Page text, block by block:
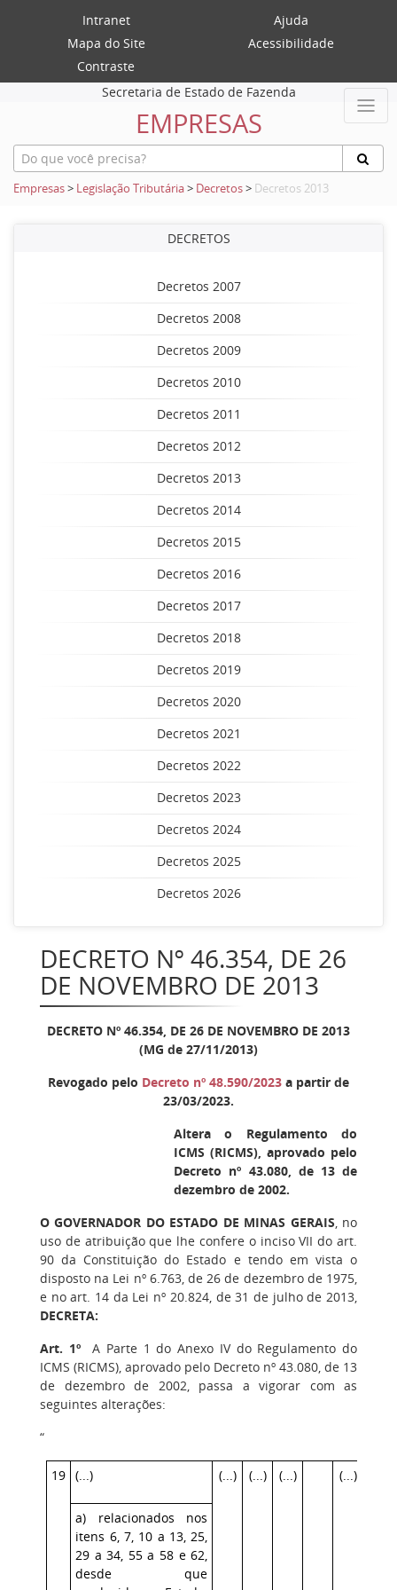
Intranet
Ajuda
Mapa do Site
Acessibilidade
Contraste
Secretaria de Estado de Fazenda
EMPRESAS
Empresas> Legislação Tributária> Decretos> Decretos 2013
DECRETOS
Decretos 2007
Decretos 2008
Decretos 2009
Decretos 2010
Decretos 2011
Decretos 2012
Decretos 2013
Decretos 2014
Decretos 2015
Decretos 2016
Decretos 2017
Decretos 2018
Decretos 2019
Decretos 2020
Decretos 2021
Decretos 2022
Decretos 2023
Decretos 2024
Decretos 2025
Decretos 2026
DECRETO Nº 46.354, DE 26
DE NOVEMBRO DE 2013
DECRETO Nº 46.354, DE 26 DE NOVEMBRO DE 2013
(MG de 27/11/2013)
Revogado pelo Decreto nº 48.590/2023 a partir de
23/03/2023.
Altera o Regulamento do
ICMS (RICMS), aprovado pelo
Decreto nº 43.080, de 13 de
dezembro de 2002.
O GOVERNADOR DO ESTADO DE MINAS GERAIS, no
uso de atribuição que lhe confere o inciso VII do art.
90 da Constituição do Estado e tendo em vista o
disposto na Lei nº 6.763, de 26 de dezembro de 1975,
e no art. 14 da Lei nº 20.824, de 31 de julho de 2013,
DECRETA:
Art. 1ºA Parte 1 do Anexo IV do Regulamento do
ICMS (RICMS), aprovado pelo Decreto nº 43.080, de 13
de dezembro de 2002, passa a vigorar com as
seguintes alterações:
“
19 (...) (...) (...) (...) (...)
a) relacionados nos
itens 6, 7, 10 a 13, 25,
29 a 34, 55 a 58 e 62,
desde que